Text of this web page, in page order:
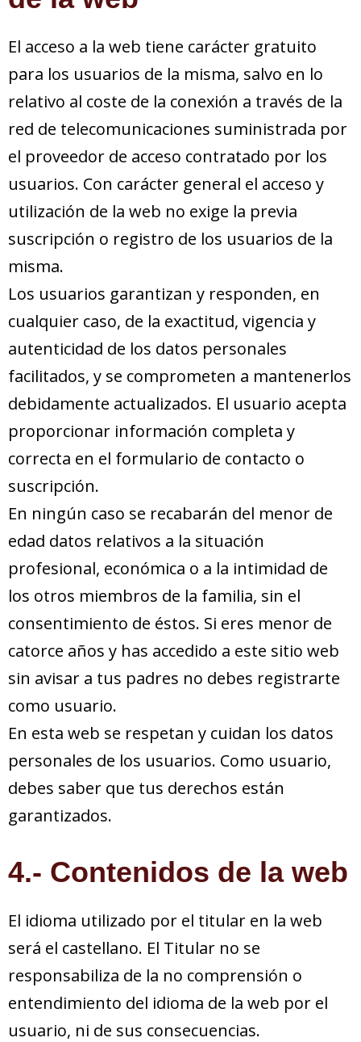
El acceso a la web tiene carácter gratuito
para los usuarios de la misma, salvo en lo
relativo al coste de la conexión a través de la
red de telecomunicaciones suministrada por
el proveedor de acceso contratado por los
usuarios. Con carácter general el acceso y
utilización de la web no exige la previa
suscripción o registro de los usuarios de la
misma.
Los usuarios garantizan y responden, en
cualquier caso, de la exactitud, vigencia y
autenticidad de los datos personales
facilitados, y se comprometen a mantenerlos
debidamente actualizados. El usuario acepta
proporcionar información completa y
correcta en el formulario de contacto o
suscripción.
En ningún caso se recabarán del menor de
edad datos relativos a la situación
profesional, económica o a la intimidad de
los otros miembros de la familia, sin el
consentimiento de éstos. Si eres menor de
catorce años y has accedido a este sitio web
sin avisar a tus padres no debes registrarte
como usuario.
En esta web se respetan y cuidan los datos
personales de los usuarios. Como usuario,
debes saber que tus derechos están
garantizados.
4.- Contenidos de la web
El idioma utilizado por el titular en la web
será el castellano. El Titular no se
responsabiliza de la no comprensión o
entendimiento del idioma de la web por el
usuario, ni de sus consecuencias.